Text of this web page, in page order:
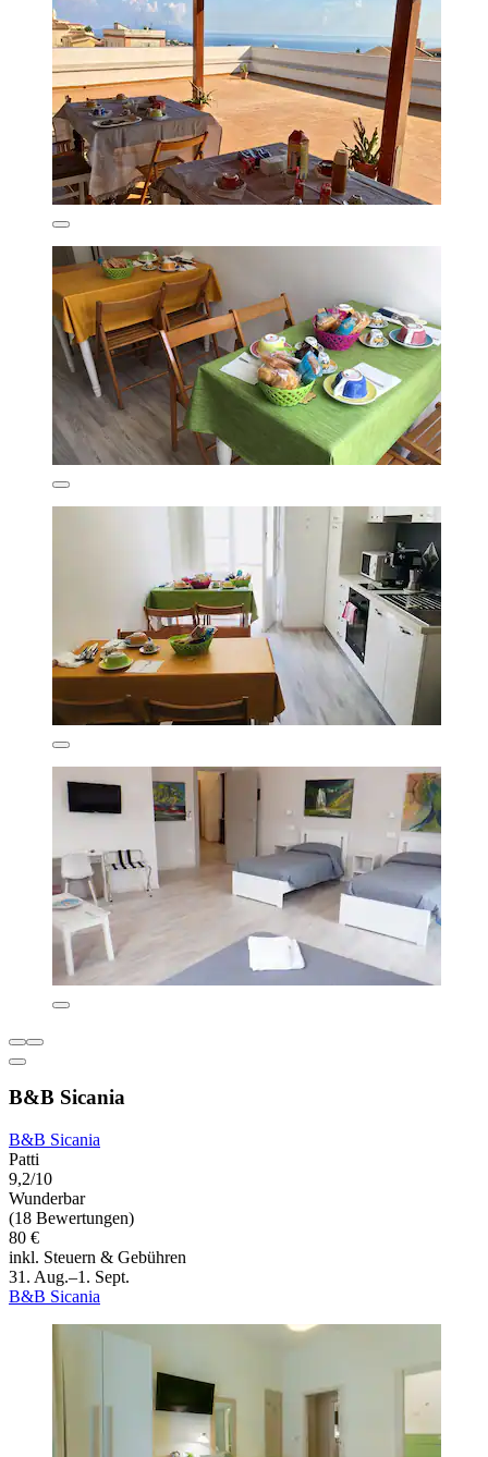
B&B Sicania
B&B Sicania
Patti
9,2/10
Wunderbar
(18 Bewertungen)
80 €
inkl. Steuern & Gebühren
31. Aug.–1. Sept.
B&B Sicania